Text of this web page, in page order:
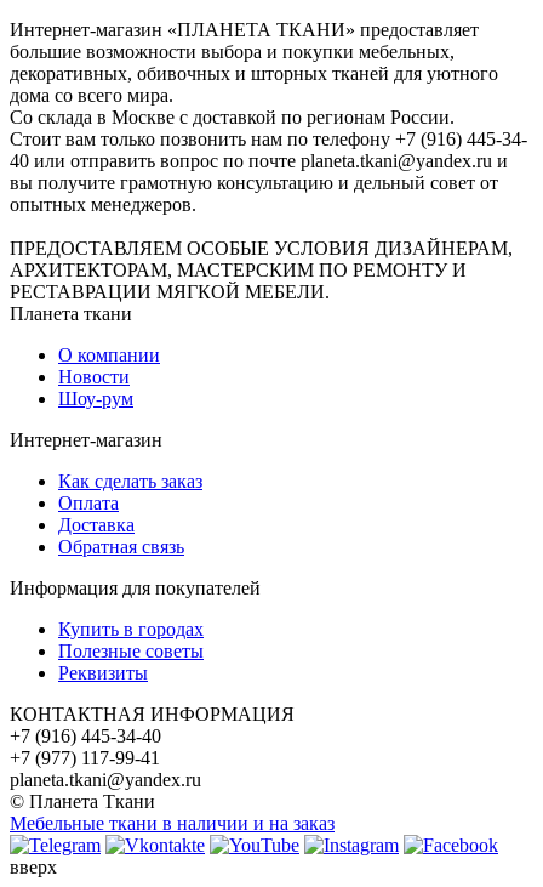
Интернет-магазин «ПЛАНЕТА ТКАНИ» предоставляет
большие возможности выбора и покупки мебельных,
декоративных, обивочных и шторных тканей для уютного
дома со всего мира.
Со склада в Москве с доставкой по регионам России.
Стоит вам только позвонить нам по телефону +7 (916) 445-34-
40 или отправить вопрос по почте planeta.tkani@yandex.ru и
вы получите грамотную консультацию и дельный совет от
опытных менеджеров.
ПРЕДОСТАВЛЯЕМ ОСОБЫЕ УСЛОВИЯ ДИЗАЙНЕРАМ,
АРХИТЕКТОРАМ, МАСТЕРСКИМ ПО РЕМОНТУ И
РЕСТАВРАЦИИ МЯГКОЙ МЕБЕЛИ.
Планета ткани
О компании
Новости
Шоу-рум
Интернет-магазин
Как сделать заказ
Оплата
Доставка
Обратная связь
Информация для покупателей
Купить в городах
Полезные советы
Реквизиты
КОНТАКТНАЯ ИНФОРМАЦИЯ
+7 (916) 445-34-40
+7 (977) 117-99-41
planeta.tkani@yandex.ru
© Планета Ткани
Мебельные ткани в наличии и на заказ
вверх